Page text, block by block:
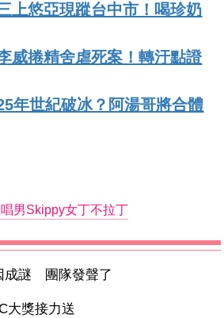
上悠亞現蹤台中市！喝珍奶
威捲精舍虐死案！轉汙點證
年世紀破冰？阿湯哥將合體
男Skippy女丁不拉丁
成謎 團隊發聲了
大獎接力送